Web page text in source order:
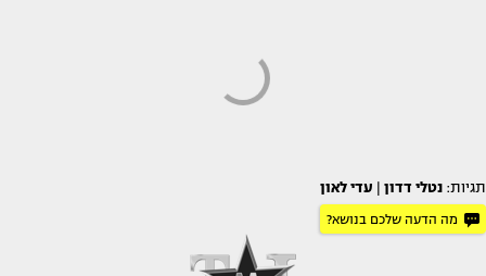
תגיות: נטלי דדון עדי לאון
מה הדעה שלכם בנושא?